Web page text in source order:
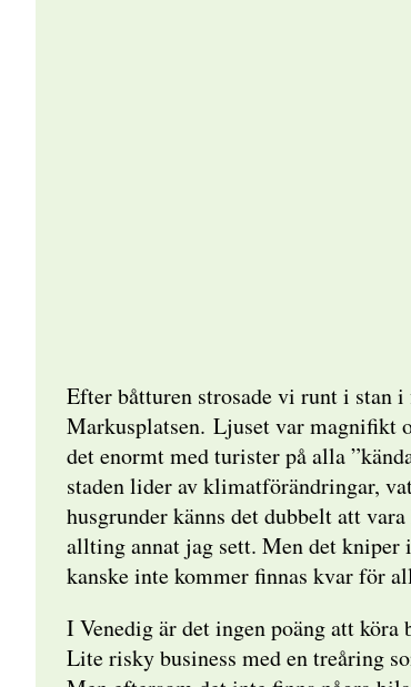
Efter båtturen strosade vi runt i stan
Markusplatsen. Ljuset var magnifikt
det enormt med turister på alla
staden lider av klimatförändringar,
husgrunder känns det dubbelt att
allting annat jag sett. Men det kniper
kanske inte kommer finnas kvar för
I Venedig är det ingen poäng att
Lite risky business med en treåring